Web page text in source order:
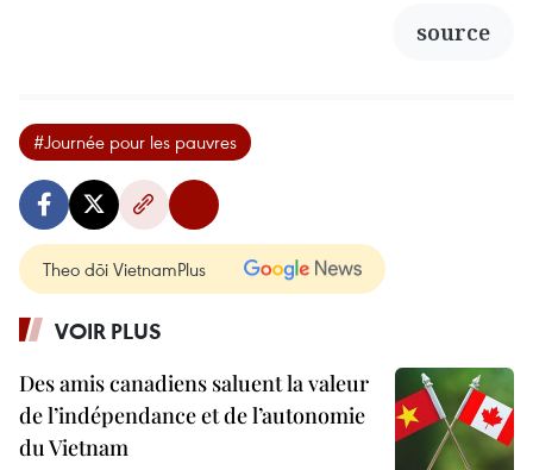
source
#Journée pour les pauvres
Theo dõi VietnamPlus
VOIR PLUS
Des amis canadiens saluent la valeur
de l’indépendance et de l’autonomie
du Vietnam